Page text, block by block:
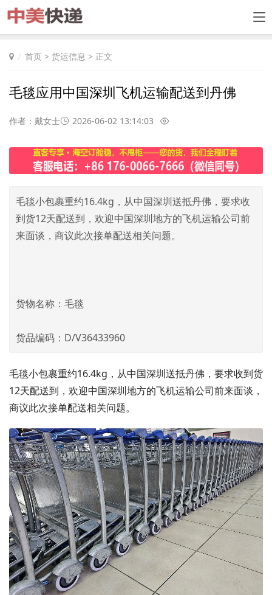
首页 > 货运信息 > 正文
毛毯应用中国深圳飞机运输配送到丹佛
作者：戴女士 2026-06-02 13:14:03
毛毯小包裹重约16.4kg，从中国深圳送抵丹佛，要求收
到货12天配送到，欢迎中国深圳地方的飞机运输公司前
来面谈，商议此次接单配送相关问题。
货物名称：毛毯
货品编码：D/V36433960
毛毯小包裹重约16.4kg，从中国深圳送抵丹佛，要求收到货
12天配送到，欢迎中国深圳地方的飞机运输公司前来面谈，
商议此次接单配送相关问题。